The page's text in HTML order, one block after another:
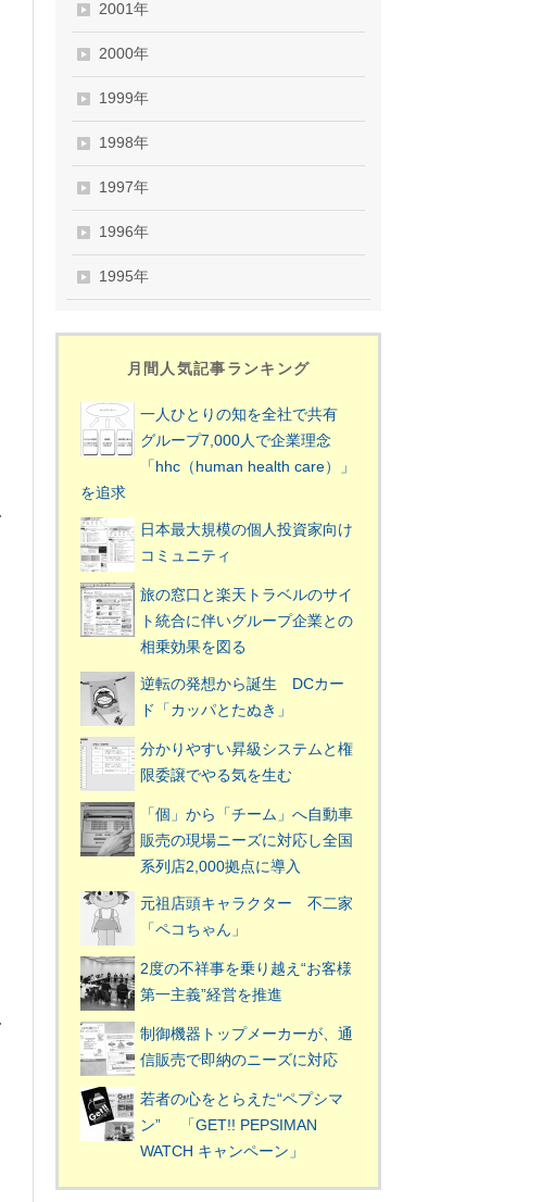
2001年
2000年
1999年
1998年
1997年
1996年
1995年
月間人気記事ランキング
一人ひとりの知を全社で共有
グループ7,000人で企業理念
「hhc（human health care）」
を追求
日本最大規模の個人投資家向け
コミュニティ
旅の窓口と楽天トラベルのサイ
ト統合に伴いグループ企業との
相乗効果を図る
逆転の発想から誕生 DCカー
ド「カッパとたぬき」
分かりやすい昇級システムと権
限委譲でやる気を生む
「個」から「チーム」へ自動車
販売の現場ニーズに対応し全国
系列店2,000拠点に導入
元祖店頭キャラクター 不二家
「ペコちゃん」
2度の不祥事を乗り越え“お客様
第一主義”経営を推進
制御機器トップメーカーが、通
信販売で即納のニーズに対応
若者の心をとらえた“ペプシマ
ン” 「GET!! PEPSIMAN
WATCH キャンペーン」